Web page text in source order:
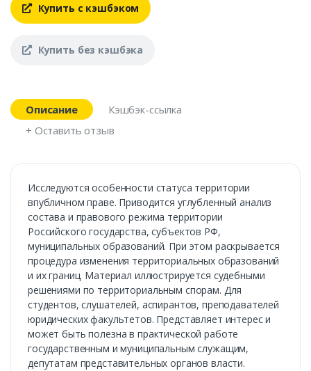
Купить с кэшбэком
Купить без кэшбэка
Описание
Кэшбэк-ссылка
+ Оставить отзыв
Исследуются особенности статуса территории
впубличном праве. Приводится углубленный анализ
состава и правового режима территории
Российского государства, субъектов РФ,
муниципальных образований. При этом раскрывается
процедура изменения территориальных образований
и их границ. Материал иллюстрируется судебными
решениями по территориальным спорам. Для
студентов, слушателей, аспирантов, преподавателей
юридических факультетов. Представляет интерес и
может быть полезна в практической работе
государственным и муниципальным служащим,
депутатам представительных органов власти.